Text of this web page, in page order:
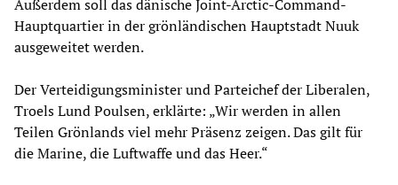
Außerdem soll das dänische Joint-Arctic-Command-
Hauptquartier in der grönländischen Hauptstadt Nuuk
ausgeweitet werden.
Der Verteidigungsminister und Parteichef der Liberalen,
Troels Lund Poulsen, erklärte: „Wir werden in allen
Teilen Grönlands viel mehr Präsenz zeigen. Das gilt für
die Marine, die Luftwaffe und das Heer.“